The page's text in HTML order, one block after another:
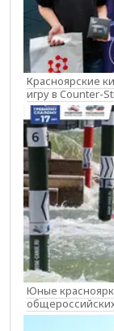
Красноярские
игру в Counter-
Юные